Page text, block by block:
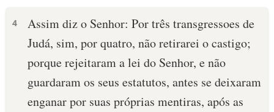
4
Assim diz o Senhor: Por três transgressoes de
Judá, sim, por quatro, não retirarei o castigo;
porque rejeitaram a lei do Senhor, e não
guardaram os seus estatutos, antes se deixaram
enganar por suas próprias mentiras, após as